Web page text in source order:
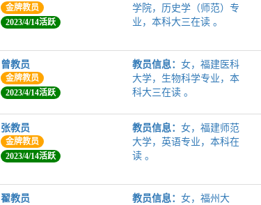
金牌教员
2023/4/14活跃
学院，历史学（师范）专
业，本科大三在读 。
曾教员
金牌教员
2023/4/14活跃
教员信息：女，福建医科
大学，生物科学专业，本
科大三在读 。
张教员
金牌教员
2023/4/14活跃
教员信息：女，福建师范
大学，英语专业，本科在
读 。
翟教员 教员信息：女，福州大